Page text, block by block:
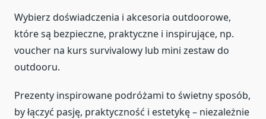
Wybierz doświadczenia i akcesoria outdoorowe,
które są bezpieczne, praktyczne i inspirujące, np.
voucher na kurs survivalowy lub mini zestaw do
outdooru.
Prezenty inspirowane podróżami to świetny sposób,
by łączyć pasję, praktyczność i estetykę – niezależnie